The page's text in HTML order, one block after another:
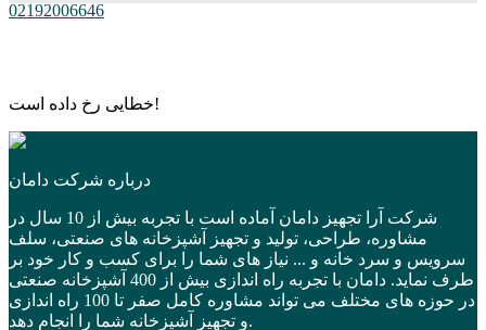
02192006646
خطایی رخ داده است!
درباره شرکت دامان
شرکت آرا تجهیز دامان آماده است با تجربه بیش از 10 سال در
مشاوره، طراحی، تولید و تجهیز آشپزخانه های صنعتی، سلف
سرویس و سرد خانه و ... نیاز های شما را برای کسب و کار خود بر
طرف نماید. دامان با تجربه راه اندازی بیش از 400 آشپزخانه صنعتی
در حوزه های مختلف می تواند مشاوره کامل صفر تا 100 راه اندازی
و تجهیز آشپزخانه شما را انجام دهد.